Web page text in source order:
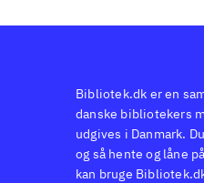
Bibliotek.dk er en
danske bibliotekers
udgives i Danmark.
og så hente og låne
kan bruge